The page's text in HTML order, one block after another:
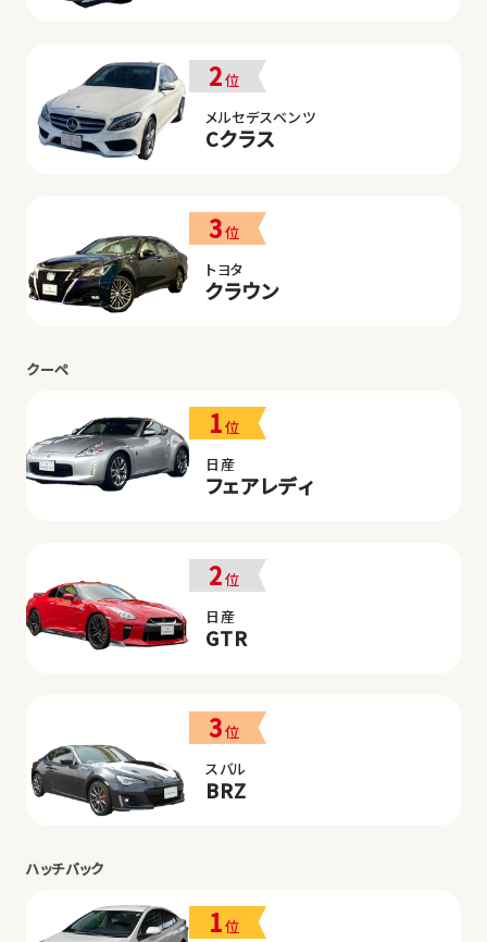
2位
メルセデスベンツ
Cクラス
3位
トヨタ
クラウン
クーペ
1位
日産
フェアレディ
2位
日産
GTR
3位
スバル
BRZ
ハッチバック
1位